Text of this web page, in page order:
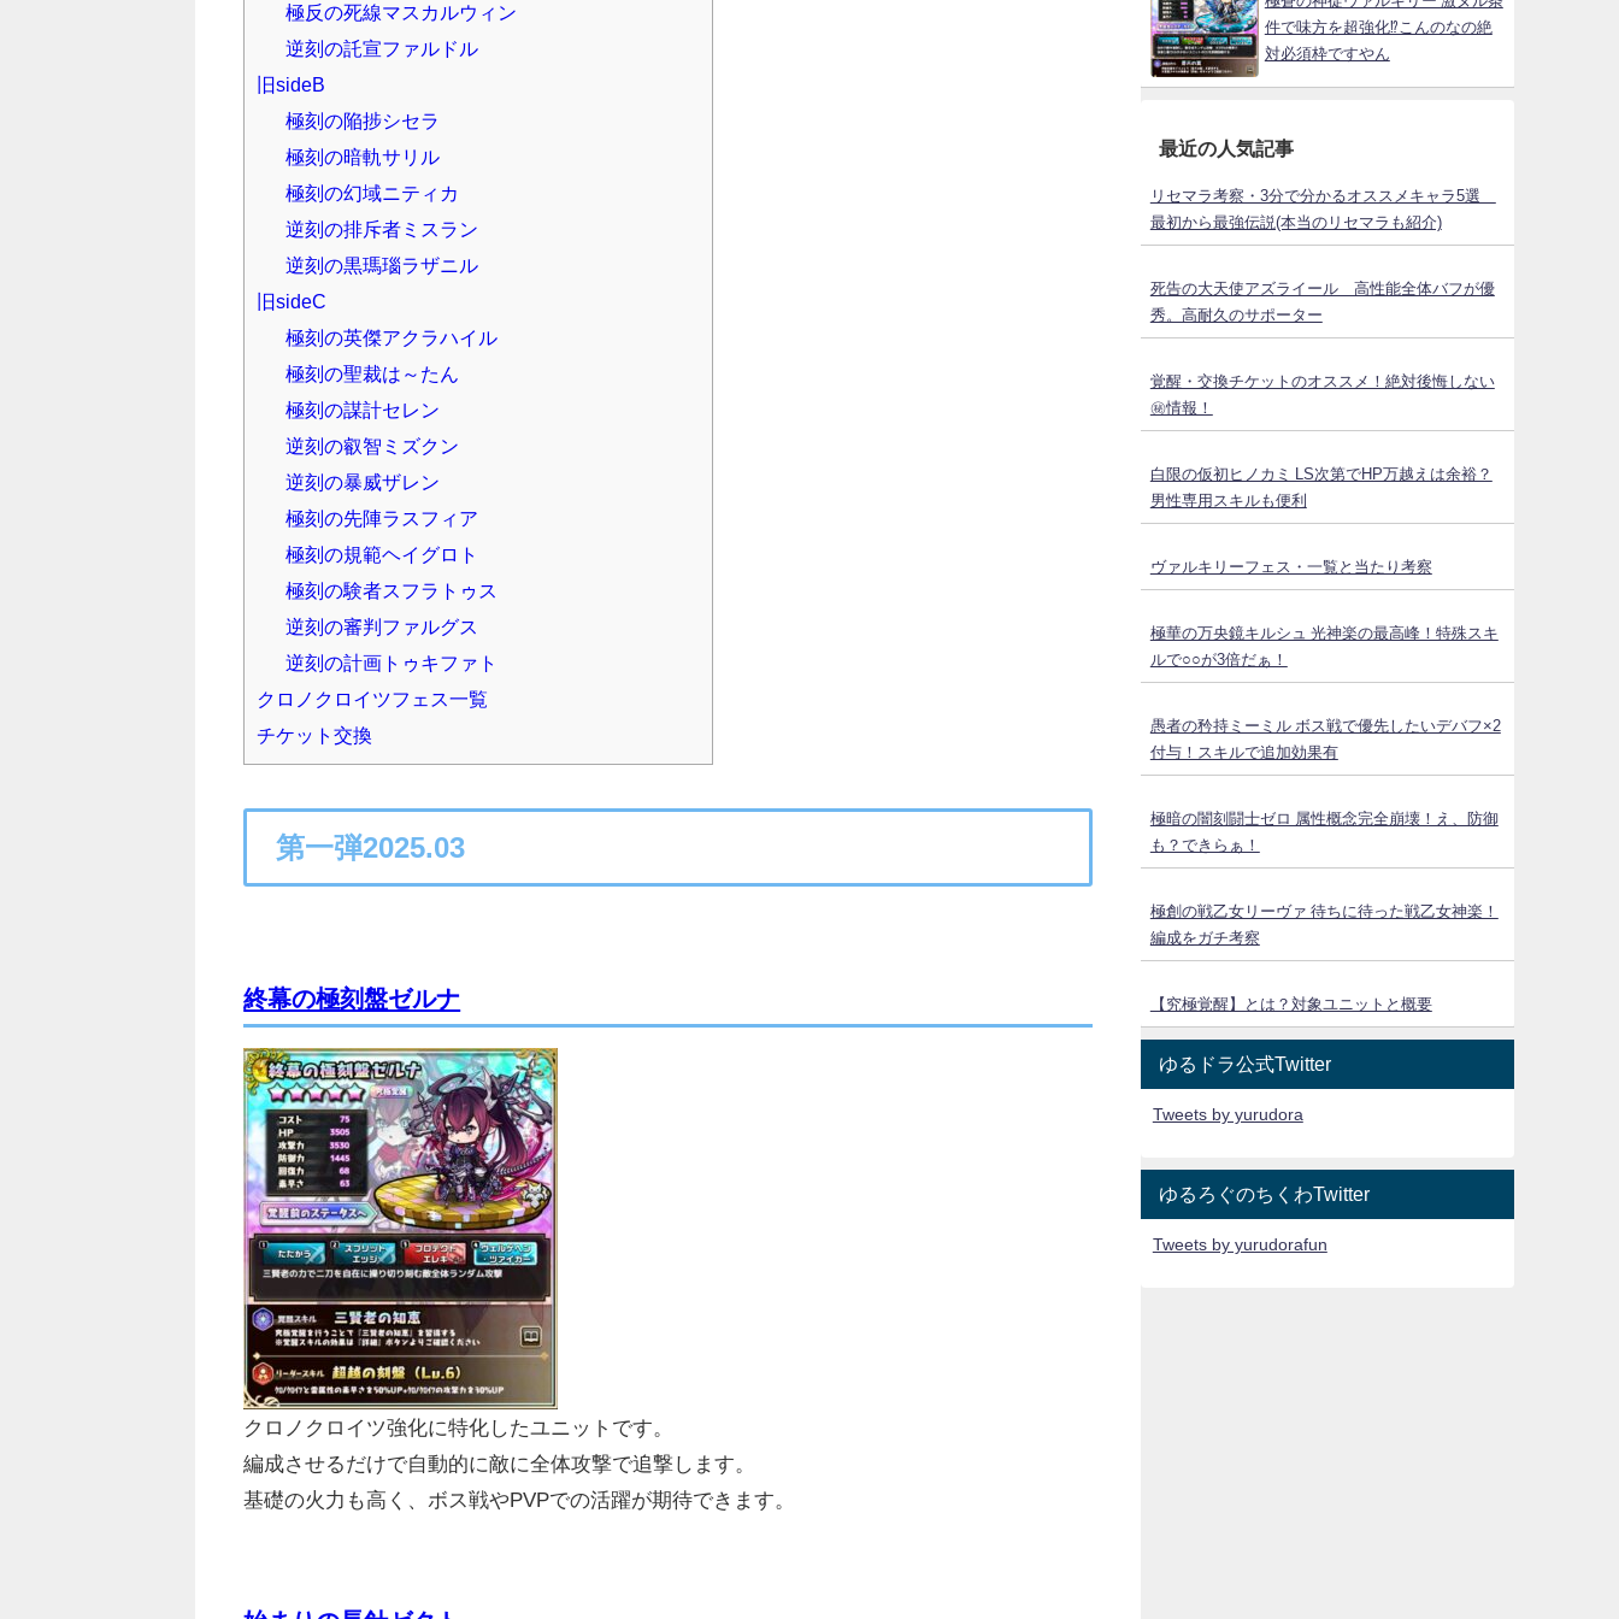
極反の死線マスカルウィン
逆刻の託宣ファルドル
旧sideB
極刻の陥捗シセラ
極刻の暗軌サリル
極刻の幻域ニティカ
逆刻の排斥者ミスラン
逆刻の黒瑪瑙ラザニル
旧sideC
極刻の英傑アクラハイル
極刻の聖裁は～たん
極刻の謀計セレン
逆刻の叡智ミズクン
逆刻の暴威ザレン
極刻の先陣ラスフィア
極刻の規範ヘイグロト
極刻の験者スフラトゥス
逆刻の審判ファルグス
逆刻の計画トゥキファト
クロノクロイツフェス一覧
チケット交換
第一弾2025.03
終幕の極刻盤ゼルナ
クロノクロイツ強化に特化したユニットです。
編成させるだけで自動的に敵に全体攻撃で追撃します。
基礎の火力も高く、ボス戦やPVPでの活躍が期待できます。
件で味方を超強化⁉こんのなの絶
対必須枠ですやん
最近の人気記事
リセマラ考察・3分で分かるオススメキャラ5選
最初から最強伝説(本当のリセマラも紹介)
死告の大天使アズライール 高性能全体バフが優
秀。高耐久のサポーター
覚醒・交換チケットのオススメ！絶対後悔しない
㊙情報！
白限の仮初ヒノカミ LS次第でHP万越えは余裕？
男性専用スキルも便利
ヴァルキリーフェス・一覧と当たり考察
極華の万央鏡キルシュ 光神楽の最高峰！特殊スキ
ルで○○が3倍だぁ！
愚者の矜持ミーミル ボス戦で優先したいデバフ×2
付与！スキルで追加効果有
極暗の闇刻闘士ゼロ 属性概念完全崩壊！え、防御
も？できらぁ！
極創の戦乙女リーヴァ 待ちに待った戦乙女神楽！
編成をガチ考察
【究極覚醒】とは？対象ユニットと概要
ゆるドラ公式Twitter
Tweets by yurudora
ゆるろぐのちくわTwitter
Tweets by yurudorafun